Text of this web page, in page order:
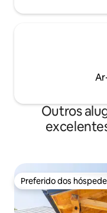
Outros
Preferido dos
Preferido dos